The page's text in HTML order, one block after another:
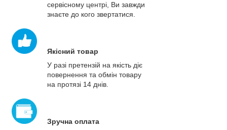
сервісному центрі, Ви завжди
знаєте до кого звертатися.
Якісний товар
У разі претензій на якість діє
повернення та обмін товару
на протязі 14 днів.
Зручна оплата